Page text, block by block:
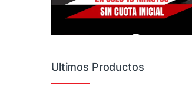
Ultimos Productos